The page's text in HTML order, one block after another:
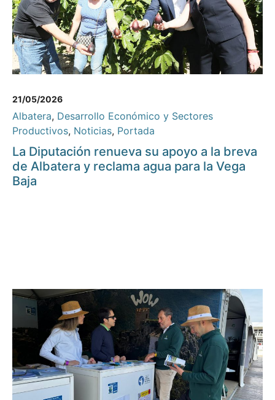
21/05/2026
Albatera, Desarrollo Económico y Sectores
Productivos, Noticias, Portada
La Diputación renueva su apoyo a la breva
de Albatera y reclama agua para la Vega
Baja